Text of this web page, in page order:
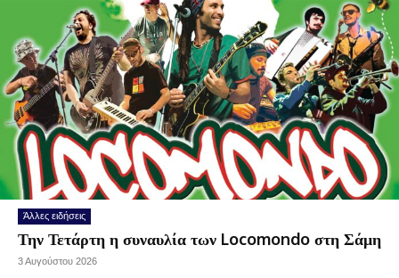
Άλλες ειδήσεις
Την Τετάρτη η συναυλία των Locomondo στη Σάμη
3 Αυγούστου 2026